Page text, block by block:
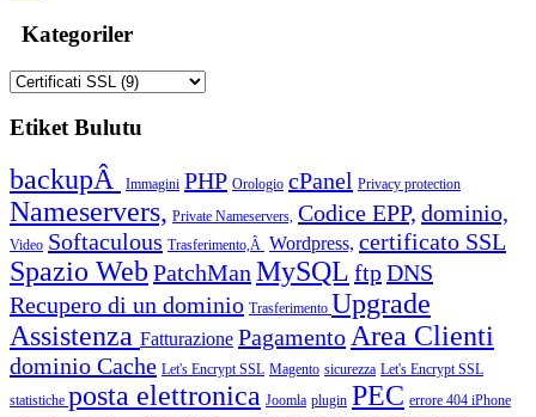
Kategoriler
Etiket Bulutu
backupÂ Immagini PHP Orologio cPanel Privacy protection
Nameservers, Private Nameservers, Codice EPP, dominio,
Video Softaculous Trasferimento,Â Wordpress, certificato SSL
Spazio Web PatchMan MySQL ftpDNS
Recupero di un dominio Trasferimento Upgrade
Assistenza Fatturazione Pagamento Area Clienti
dominio Cache Let's Encrypt SSL Magento sicurezza Let's Encrypt SSL
statistiche posta elettronica Joomla plugin PEC errore 404 iPhone